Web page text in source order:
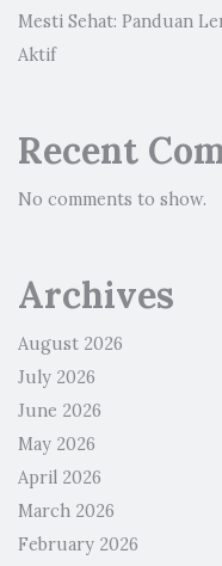
Mesti Sehat: Panduan
Aktif
Recent
No comments to show.
Archives
August 2026
July 2026
June 2026
May 2026
April 2026
March 2026
February 2026